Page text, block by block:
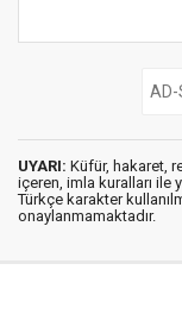
UYARI: Küfür, hakaret,
içeren, imla kuralları ile
Türkçe karakter
onaylanmamaktadır.